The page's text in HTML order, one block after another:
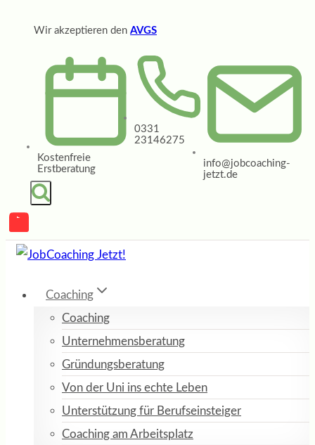
Wir akzeptieren den AVGS
Kostenfreie
Erstberatung
0331
23146275
info@jobcoaching-
jetzt.de
Coaching
Coaching
Unternehmensberatung
Gründungsberatung
Von der Uni ins echte Leben
Unterstützung für Berufseinsteiger
Coaching am Arbeitsplatz